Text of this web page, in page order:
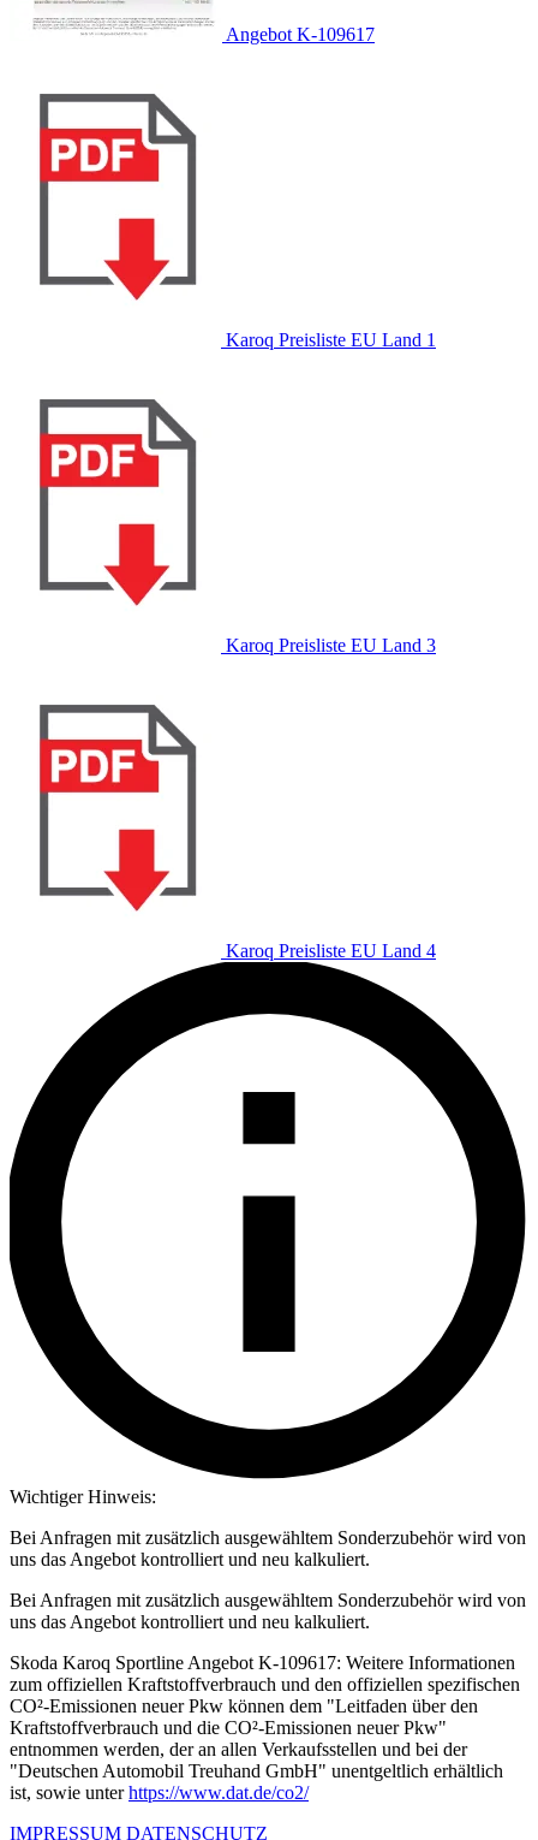
Angebot K-109617
Karoq Preisliste EU Land 1
Karoq Preisliste EU Land 3
Karoq Preisliste EU Land 4
Wichtiger Hinweis:
Bei Anfragen mit zusätzlich ausgewähltem Sonderzubehör wird von
uns das Angebot kontrolliert und neu kalkuliert.
Bei Anfragen mit zusätzlich ausgewähltem Sonderzubehör wird von
uns das Angebot kontrolliert und neu kalkuliert.
Skoda Karoq Sportline Angebot K-109617: Weitere Informationen
zum offiziellen Kraftstoffverbrauch und den offiziellen spezifischen
CO²-Emissionen neuer Pkw können dem "Leitfaden über den
Kraftstoffverbrauch und die CO²-Emissionen neuer Pkw"
entnommen werden, der an allen Verkaufsstellen und bei der
"Deutschen Automobil Treuhand GmbH" unentgeltlich erhältlich
ist, sowie unterhttps://www.dat.de/co2/
IMPRESSUM DATENSCHUTZ